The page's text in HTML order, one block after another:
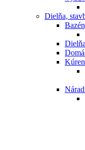
Dielňa,
Dielňa